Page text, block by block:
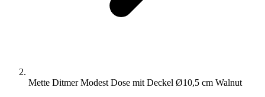
Mette Ditmer Modest Dose mit Deckel Ø10,5 cm Walnut